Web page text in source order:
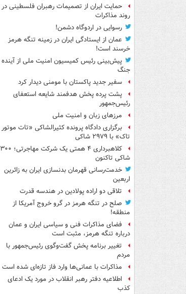
حمایت ایران از تصمیمات رهبران فلسطینی در
روند مذاکرات
رسوایی در اردوگاه دشمن!
عمان از ایستادگی ایران در زمینه تنگه هرمز
خرسند است!
پیش‌بینی رئیس کمیسیون امنیت ملی از آینده
جنگ
سفیر جدید پاکستان با مومنی دیدار کرد
پشت پرده پخش هدفمند شایعه استعفای
رئیس‌جمهور
مرزهای زبان و امنیت ملی
برگزاری دادگاه پرونده کثیرالشاکی «تات موتور
تاک» با ۲۹۷۹ شاکی
کلاهبرداری ۴ همتی یک شرکت مهاجرتی؛ ۳۰۰
شاکی تاکنون
خدمت‌رسانی قهرمان بدنسازی ایران به زائرین
اربعین
تلاقی دو اراده پولادین در هندسه قدرت
صلح در تنگه هرمز در گرو خروج آمریکا از
منطقه!
فضای مذاکرات فنی و سیاسی ایران و عمان
درباره تنگه هرمز، مثبت است
تغییر برنامه پخش گفت‌وگوی رئیس‌جمهور با
مردم
مذاکرات با عمانی‌ها وارد فاز تازه‌ای شده است
اطلاعیه دفتر رهبر انقلاب در مورد یک ادعای
کذب